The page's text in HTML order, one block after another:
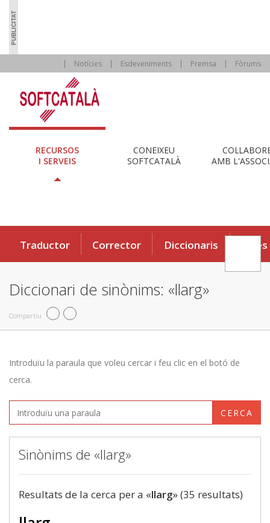
Notícies Esdeveniments Premsa Fòrums
RECURSOS
I SERVEIS
CONEIXEU
SOFTCATALÀ
AMB
Traductor Corrector Diccionaris Eines
Diccionari de sinònims: «llarg»
Compartiu
Introduïu la paraula que voleu cercar i feu clic en el botó de
cerca.
CERCA
Sinònims de «llarg»
Resultats de la cerca per a «llarg» (35 resultats)